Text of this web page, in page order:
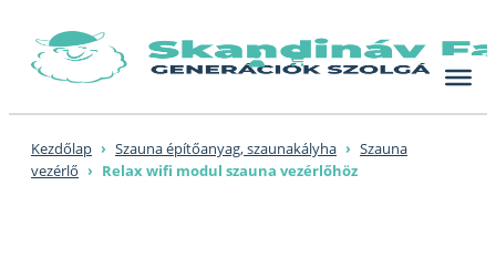
content
Kezdőlap › Szauna építőanyag, szaunakályha › Szauna
vezérlő › Relax wifi modul szauna vezérlőhöz